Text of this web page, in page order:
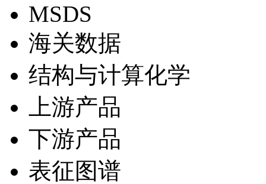
MSDS
海关数据
结构与计算化学
上游产品
下游产品
表征图谱